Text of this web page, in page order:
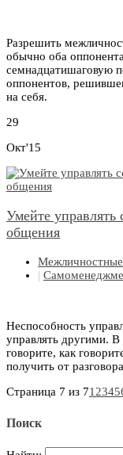
Разрешить
обычно оба
семнадцатишаговую
оппонентов,
на себя.
29
Окт'15
Умейте управлять
общения
|
Неспособность
управлять другими. В
говорите, как
получить от
Страница 7 из 712345
Поиск